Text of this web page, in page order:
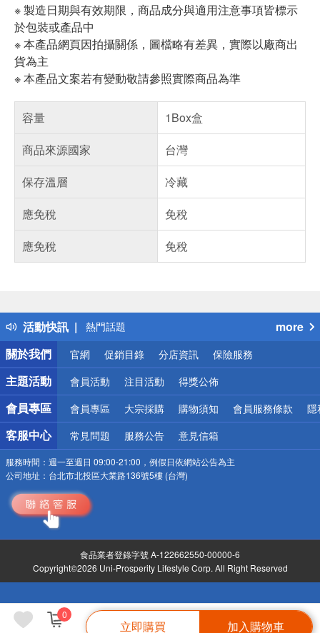
0
立即購買 加入購物車
※ 製造日期與有效期限，商品成分與適用注意事項皆標示
於包裝或產品中
※ 本產品網頁因拍攝關係，圖檔略有差異，實際以廠商出
貨為主
※ 本產品文案若有變動敬請參照實際商品為準
容量
1Box盒
商品來源國家
台灣
保存溫層
冷藏
應免稅
免稅
應免稅
免稅
活動快訊
得獎公告
熱門話題
銀行優惠
偏遠地區配送
詐騙網頁！請小心！
more
關於我們
官網 促銷目錄 分店資訊 保險服務
主題活動 會員活動 注目活動 得獎公佈
會員專區 會員專區 大宗採購 購物須知 會員服務條款 隱
客服中心 常見問題 服務公告 意見信箱
服務時間： 週一至週日 09:00-21:00，例假日依網站公告為主
公司地址： 台北市北投區大業路136號5樓 (台灣)
食品業者登錄字號 A-122662550-00000-6
Copyright©2026 Uni-Prosperity Lifestyle Corp. All Right Reserved